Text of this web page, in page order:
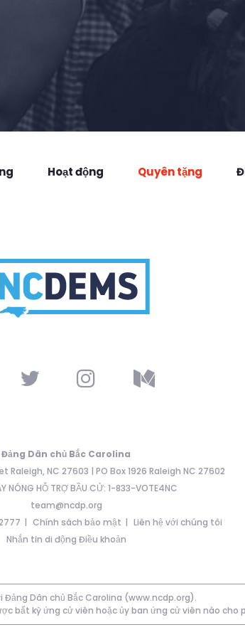
Hoạt động Quyên tặng
Đảng Dân chủ Bắc Carolina
Raleigh, NC 27603 | PO Box 1926 Raleigh NC 27602
NÓNG HỖ TRỢ BẦU CỬ: 1-833-VOTE4NC
team@ncdp.org
Chính sách bảo mật
Liên hệ với chúng tôi
Nhắn tin di động Điều khoản
Dân chủ Bắc Carolina (www.ncdp.org).
bất kỳ ứng cử viên hoặc ủy ban ứng cử viên nào cho